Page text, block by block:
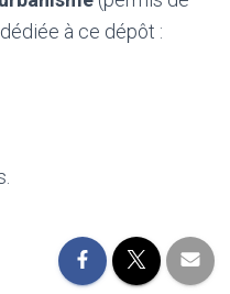
à ce dépôt :